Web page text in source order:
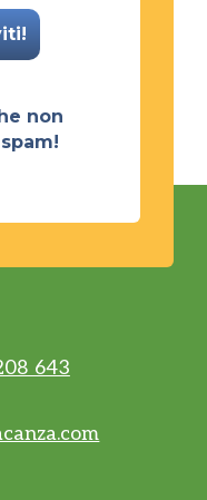
non
643